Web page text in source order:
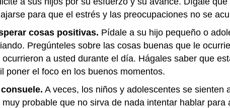
para que el estrés y las preocupaciones no se
cosas positivas. Pídale a su hijo pequeño o
Pregúnteles sobre las cosas buenas que le
ocurrieron a usted durante el día. Hágales saber que
poner el foco en los buenos momentos.
A veces, los niños y adolescentes se
probable que no sirva de nada intentar hablar